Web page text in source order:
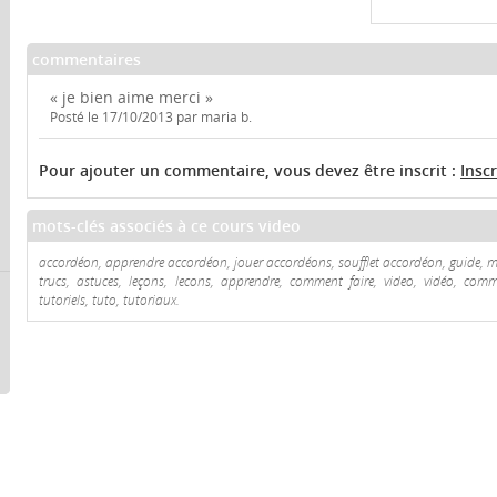
commentaires
« je bien aime merci »
Posté le 17/10/2013 par maria b.
Pour ajouter un commentaire, vous devez être inscrit :
mots-clés associés à ce cours video
accordéon, apprendre accordéon, jouer accordéons, soufflet accordéon, guide,
trucs, astuces, leçons, lecons, apprendre, comment faire, video, vidéo,
tutoriels, tuto, tutoriaux.